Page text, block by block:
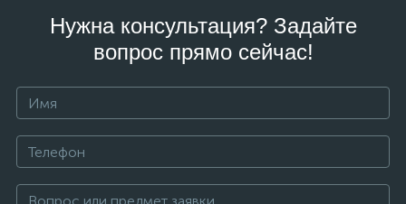
Нужна консультация? Задайте
вопрос прямо сейчас!